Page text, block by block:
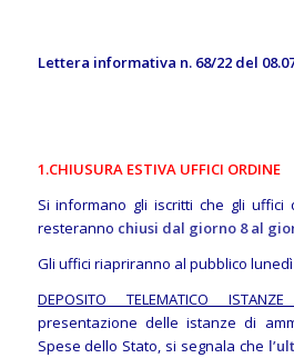
Lettera informativa n. 68/22 del
1.CHIUSURA ESTIVA UFFICI ORDINE
Si informano gli iscritti che gli uffici
resteranno chiusi dal giorno 8 al
Gli uffici riapriranno al pubblico lunedì
DEPOSITO TELEMATICO
presentazione delle istanze di
Spese dello Stato, si segnala che